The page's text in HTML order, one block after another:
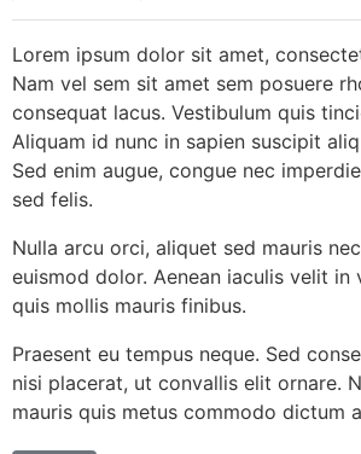
Lorem ipsum dolor sit amet,
Nam vel sem sit amet sem posuere
consequat lacus. Vestibulum quis
Aliquam id nunc in sapien suscipit
Sed enim augue, congue nec
sed felis.
Nulla arcu orci, aliquet sed mauris
euismod dolor. Aenean iaculis velit in
quis mollis mauris finibus.
Praesent eu tempus neque. Sed
nisi placerat, ut convallis elit ornare.
mauris quis metus commodo dictum